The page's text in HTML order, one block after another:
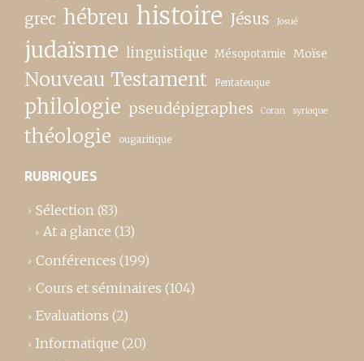
grec hébreu histoire Jésus Josué
judaïsme linguistique Mésopotamie Moïse
Nouveau Testament Pentateuque
philologie pseudépigraphes Coran syriaque
théologie ougaritique
RUBRIQUES
Sélection (83)
At a glance (13)
Conférences (199)
Cours et séminaires (104)
Evaluations (2)
Informatique (20)